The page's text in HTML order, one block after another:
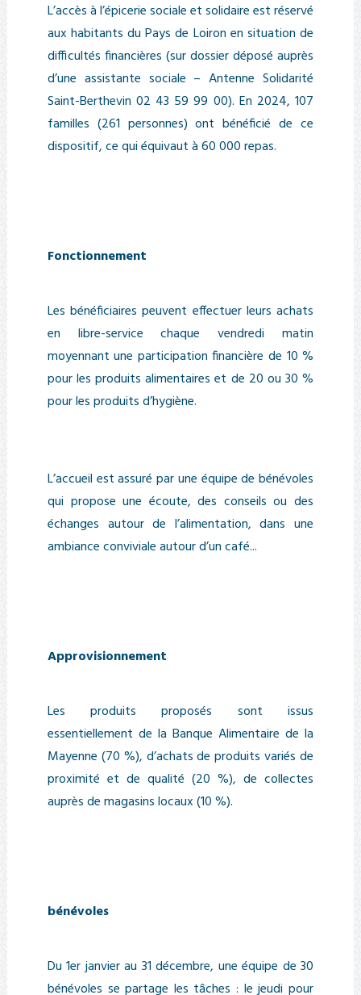
L’accès à l’épicerie sociale et solidaire est réservé
aux habitants du Pays de Loiron en situation de
difficultés financières (sur dossier déposé auprès
d’une assistante sociale – Antenne Solidarité
Saint-Berthevin 02 43 59 99 00). En 2024, 107
familles (261 personnes) ont bénéficié de ce
dispositif, ce qui équivaut à 60 000 repas.
Fonctionnement
Les bénéficiaires peuvent effectuer leurs achats
en libre-service chaque vendredi matin
moyennant une participation financière de 10 %
pour les produits alimentaires et de 20 ou 30 %
pour les produits d’hygiène.
L’accueil est assuré par une équipe de bénévoles
qui propose une écoute, des conseils ou des
échanges autour de l’alimentation, dans une
ambiance conviviale autour d’un café...
Approvisionnement
Les produits proposés sont issus
essentiellement de la Banque Alimentaire de la
Mayenne (70 %), d’achats de produits variés de
proximité et de qualité (20 %), de collectes
auprès de magasins locaux (10 %).
bénévoles
Du 1er janvier au 31 décembre, une équipe de 30
bénévoles se partage les tâches : le jeudi pour